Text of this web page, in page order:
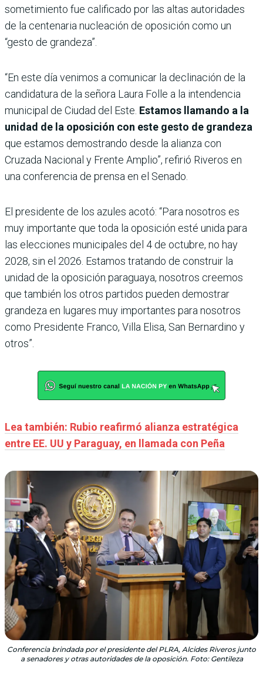
sometimiento fue calificado por las altas autoridades
de la centenaria nucleación de oposición como un
“gesto de grandeza”.
“En este día venimos a comunicar la declinación de la
candidatura de la señora Laura Folle a la intendencia
municipal de Ciudad del Este. Estamos llamando a la
unidad de la oposición con este gesto de grandeza
que estamos demostrando desde la alianza con
Cruzada Nacional y Frente Amplio”, refirió Riveros en
una conferencia de prensa en el Senado.
El presidente de los azules acotó: “Para nosotros es
muy importante que toda la oposición esté unida para
las elecciones municipales del 4 de octubre, no hay
2028, sin el 2026. Estamos tratando de construir la
unidad de la oposición paraguaya, nosotros creemos
que también los otros partidos pueden demostrar
grandeza en lugares muy importantes para nosotros
como Presidente Franco, Villa Elisa, San Bernardino y
otros”.
Lea también: Rubio reafirmó alianza estratégica
entre EE. UU y Paraguay, en llamada con Peña
Conferencia brindada por el presidente del PLRA, Alcides Riveros junto
a senadores y otras autoridades de la oposición. Foto: Gentileza